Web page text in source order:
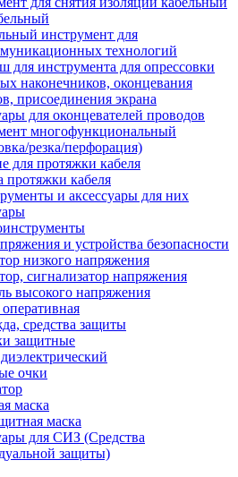
инструмент для
технологий
для инструмента для опрессовки
наконечников, оконцевания
присоединения экрана
для оконцевателей проводов
многофункциональный
резка/перфорация)
для протяжки кабеля
протяжки кабеля
и аксессуары для них
и устройства безопасности
низкого напряжения
сигнализатор напряжения
высокого напряжения
средства защиты
защитные
очки
маска
маска
для СИЗ (Средства
защиты)